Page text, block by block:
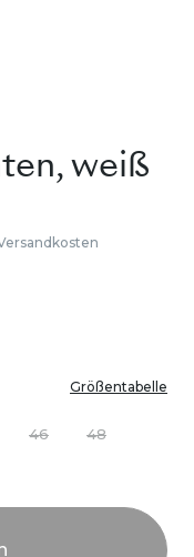
weiß
Größentabelle
46 48